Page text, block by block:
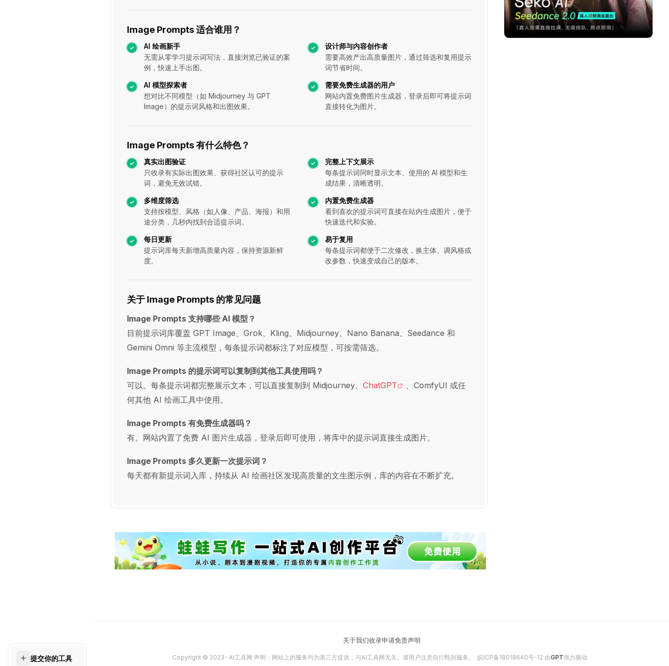
提交你的工具
Image Prompts 适合谁用？
AI 绘画新手
无需从零学习提示词写法，直接浏览已验证的案
例，快速上手出图。
设计师与内容创作者
需要高效产出高质量图片，通过筛选和复用提示
词节省时间。
AI 模型探索者
想对比不同模型（如 Midjourney 与 GPT
Image）的提示词风格和出图效果。
需要免费生成器的用户
网站内置免费图片生成器，登录后即可将提示词
直接转化为图片。
Image Prompts 有什么特色？
真实出图验证
只收录有实际出图效果、获得社区认可的提示
词，避免无效试错。
完整上下文展示
每条提示词同时显示文本、使用的 AI 模型和生
成结果，清晰透明。
多维度筛选
支持按模型、风格（如人像、产品、海报）和用
途分类，几秒内找到合适提示词。
内置免费生成器
看到喜欢的提示词可直接在站内生成图片，便于
快速迭代和实验。
每日更新
提示词库每天新增高质量内容，保持资源新鲜
度。
易于复用
每条提示词都便于二次修改，换主体、调风格或
改参数，快速变成自己的版本。
关于 Image Prompts 的常见问题
Image Prompts 支持哪些 AI 模型？
目前提示词库覆盖 GPT Image、Grok、Kling、Midjourney、Nano Banana、Seedance 和
Gemini Omni 等主流模型，每条提示词都标注了对应模型，可按需筛选。
Image Prompts 的提示词可以复制到其他工具使用吗？
可以。每条提示词都完整展示文本，可以直接复制到 Midjourney、 ChatGPT
、ComfyUI 或任
何其他 AI 绘画工具中使用。
Image Prompts 有免费生成器吗？
有。网站内置了免费 AI 图片生成器，登录后即可使用，将库中的提示词直接生成图片。
Image Prompts 多久更新一次提示词？
每天都有新提示词入库，持续从 AI 绘画社区发现高质量的文生图示例，库的内容在不断扩充。
关于我们收录申请免责声明
Copyright © 2023- AI工具网 声明：网站上的服务均为第三方提供，与AI工具网无关。请用户注意自行甄别服务。 皖ICP备18018640号-12 由GPT强力驱动